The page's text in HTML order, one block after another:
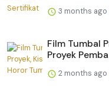
3 months ago
Film Tumbal
Proyek
2 months ago